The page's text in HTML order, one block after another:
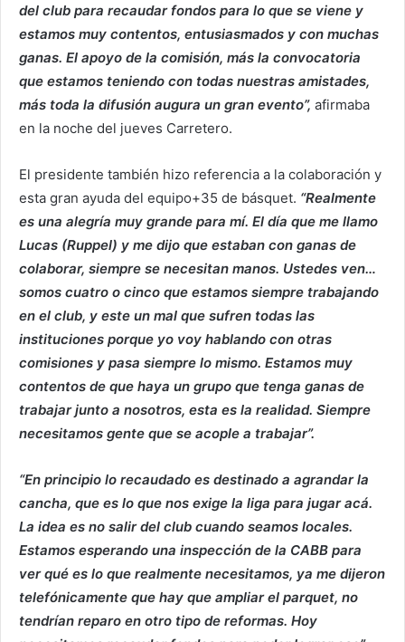
del club para recaudar fondos para lo que se viene y
estamos muy contentos, entusiasmados y con muchas
ganas. El apoyo de la comisión, más la convocatoria
que estamos teniendo con todas nuestras amistades,
más toda la difusión augura un gran evento”, afirmaba
en la noche del jueves Carretero.
El presidente también hizo referencia a la colaboración y
esta gran ayuda del equipo+35 de básquet. “Realmente
es una alegría muy grande para mí. El día que me llamo
Lucas (Ruppel) y me dijo que estaban con ganas de
colaborar, siempre se necesitan manos. Ustedes ven…
somos cuatro o cinco que estamos siempre trabajando
en el club, y este un mal que sufren todas las
instituciones porque yo voy hablando con otras
comisiones y pasa siempre lo mismo. Estamos muy
contentos de que haya un grupo que tenga ganas de
trabajar junto a nosotros, esta es la realidad. Siempre
necesitamos gente que se acople a trabajar”.
“En principio lo recaudado es destinado a agrandar la
cancha, que es lo que nos exige la liga para jugar acá.
La idea es no salir del club cuando seamos locales.
Estamos esperando una inspección de la CABB para
ver qué es lo que realmente necesitamos, ya me dijeron
telefónicamente que hay que ampliar el parquet, no
tendrían reparo en otro tipo de reformas. Hoy